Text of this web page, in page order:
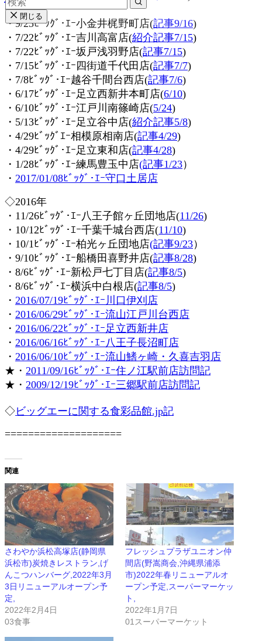
◇2017年
・9/23ﾋﾞｯｸﾞ･ｴｰ小金井梶野町店(記事9/16)
・7/22ﾋﾞｯｸﾞ･ｴｰ吉川高富店(紹介記事7/15)
・7/22ﾋﾞｯｸﾞ･ｴｰ坂戸浅羽野店(記事7/15)
・7/15ﾋﾞｯｸﾞ･ｴｰ四街道千代田店(記事7/7)
・7/8ﾋﾞｯｸﾞ･ｴｰ越谷千間台西店(記事7/6)
・6/17ﾋﾞｯｸﾞ･ｴｰ足立西新井本町店(6/10)
・6/10ﾋﾞｯｸﾞ･ｴｰ江戸川南篠崎店(5/24)
・5/13ﾋﾞｯｸﾞ･ｴｰ足立谷中店(紹介記事5/8)
・4/29ﾋﾞｯｸﾞｴｰ相模原相南店(記事4/29)
・4/29ﾋﾞｯｸﾞ･ｴｰ足立東和店(記事4/28)
・1/28ﾋﾞｯｸﾞ･ｴｰ練馬豊玉中店(記事1/23）
・ 2017/01/08ﾋﾞｯｸﾞ･ｴｰ守口土居店
◇2016年
・11/26ﾋﾞｯｸﾞ･ｴｰ八王子館ヶ丘団地店(11/26)
・10/12ﾋﾞｯｸﾞ･ｴｰ千葉千城台西店(11/10)
・10/1ﾋﾞｯｸﾞ･ｴｰ柏光ヶ丘団地店(記事9/23）
・9/10ﾋﾞｯｸﾞ･ｴｰ船橋田喜野井店(記事8/28)
・8/6ﾋﾞｯｸﾞ･ｴｰ新松戸七丁目店(記事8/5)
・8/6ﾋﾞｯｸﾞ･ｴｰ横浜中白根店(記事8/5)
・ 2016/07/19ﾋﾞｯｸﾞ･ｴｰ川口伊刈店
・ 2016/06/29ﾋﾞｯｸﾞ･ｴｰ流山江戸川台西店
・ 2016/06/22ﾋﾞｯｸﾞ･ｴｰ足立西新井店
・ 2016/06/16ﾋﾞｯｸﾞ･ｴｰ八王子長沼町店
・ 2016/06/10ﾋﾞｯｸﾞ･ｴｰ流山鰭ヶ崎・久喜吉羽店
★・ 2011/09/16ﾋﾞｯｸﾞ･ｴｰ住ノ江駅前店訪問記
★・ 2009/12/19ﾋﾞｯｸﾞ･ｴｰ三郷駅前店訪問記
◇ビッグエーに関する食彩品館.jp記
====================
関連
さわやか浜松高塚店(静岡県
浜松市)炭焼きレストラン,げ
んこつハンバーグ,2022年3月
3日リニューアルオープン予
定,
2022年2月4日
03食事
フレッシュプラザユニオン仲
間店(野嵩商会,沖縄県浦添
市)2022年春リニューアルオ
ープン予定,スーパーマーケッ
ト,
2022年1月7日
01スーパーマーケット
閉じる